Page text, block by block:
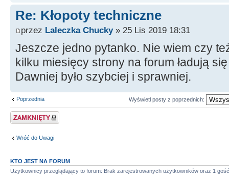
Re: Kłopoty techniczne
przez Laleczka Chucky» 25 Lis 2019 18:31
Jeszcze jedno pytanko. Nie wiem czy
kilku miesięcy strony na forum ładują
Dawniej było szybciej i sprawniej.
Poprzednia Wyświetl posty z poprzednich:
Zablokowany temat
Wróć do Uwagi
KTO JEST NA FORUM
Użytkownicy przeglądający to forum: Brak zarejestrowanych użytkowników oraz 1 gość